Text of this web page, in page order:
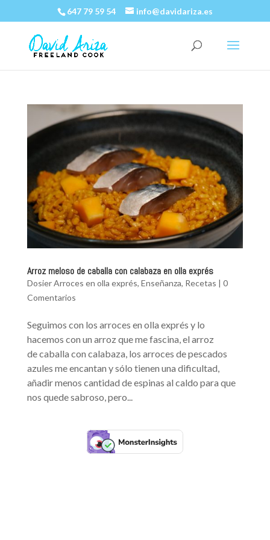
647 79 59 54 info@davidariza.es
Arroz meloso de caballa con calabaza en olla exprés
Dosier Arroces en olla exprés, Enseñanza, Recetas | 0
Comentarios
Seguimos con los arroces en olla exprés y lo
hacemos con un arroz que me fascina, el arroz
de caballa con calabaza, los arroces de pescados
azules me encantan y sólo tienen una dificultad,
añadir menos cantidad de espinas al caldo para que
nos quede sabroso, pero...